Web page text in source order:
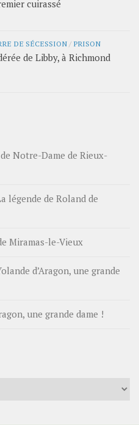
cuirassé
DE SÉCESSION/ PRISON
de Libby, à Richmond
de Notre-Dame de Rieux-
légende de Roland de
Miramas-le-Vieux
d’Aragon, une grande
une grande dame !